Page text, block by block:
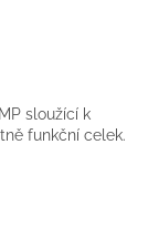
sloužící k
funkční celek.